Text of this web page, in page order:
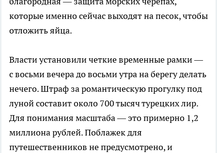
которые именно сейчас выходят на песок, чтобы
отложить яйца.
Власти установили четкие временные рамки —
с восьми вечера до восьми утра на берегу делать
нечего. Штраф за романтическую прогулку под
луной составит около 700 тысяч турецких лир.
Для понимания масштаба — это примерно 1,2
миллиона рублей. Поблажек для
путешественников не предусмотрено, и